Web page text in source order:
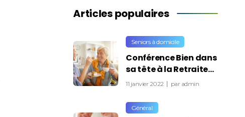
Articles populaires
Seniors à domicile
Conférence Bien dans
sa tête à la Retraite…
11 janvier 2022 par admin
Général